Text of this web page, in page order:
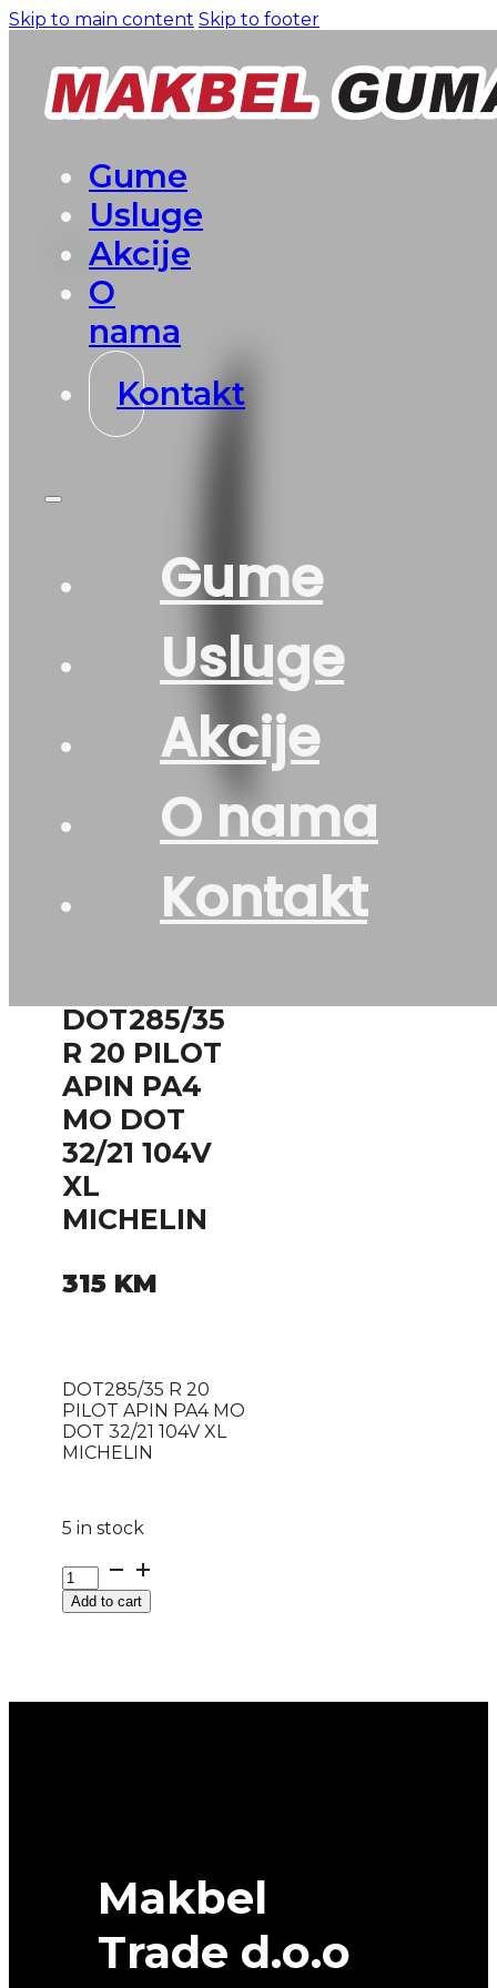
Skip to main content Skip to footer
Gume
Usluge
Akcije
O
nama
Kontakt
Gume
Usluge
Akcije
O nama
Kontakt
DOT285/35
R 20 PILOT
APIN PA4
MO DOT
32/21 104V
XL
MICHELIN
315 KM
DOT285/35 R 20
PILOT APIN PA4 MO
DOT 32/21 104V XL
MICHELIN
5 in stock
DOT285/35
R
20Add to cart
Makbel
Trade d.o.o